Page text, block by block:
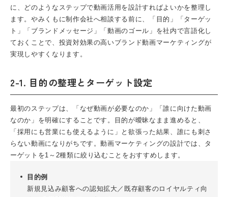
に、どのようなステップで動画活用を設計すればよいかを整理し
ます。やみくもに制作会社へ相談する前に、「目的」「ターゲッ
ト」「ブランドメッセージ」「動画のゴール」を社内で言語化し
ておくことで、投資対効果の高いブランド動画マーケティングが
実現しやすくなります。
2-1. 目的の整理とターゲット設定
最初のステップは、「なぜ動画が必要なのか」「誰に向けた動画
なのか」を明確にすることです。目的が曖昧なまま進めると、
「採用にも営業にも使えるように」と欲張った結果、誰にも刺さ
らない動画になりがちです。動画マーケティングの設計では、タ
ーゲットを1～2種類に絞り込むことをおすすめします。
目的例
新規見込み顧客への認知拡大／既存顧客のロイヤルティ向